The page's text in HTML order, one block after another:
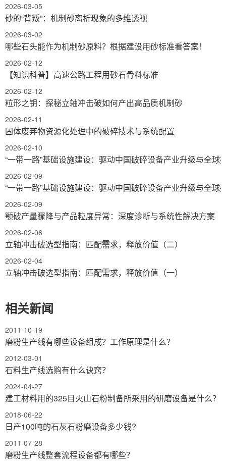
2026-03-05
砂的“背叛”：机制砂离析现象的多维透视
2026-03-02
哪些石头能作为机制砂原料？根据建设用砂标准看答案！
2026-02-12
【知识科普】高速公路工程用砂石骨料标准
2026-02-12
粒形之钥：探秘立轴冲击破如何产出高品质机制砂
2026-02-11
固体废弃物资源化处理中的破碎技术与系统配置
2026-02-10
“一带一路”基础设施建设：驱动中国破碎设备产业升级与全球
2026-02-09
“一带一路”基础设施建设：驱动中国破碎设备产业升级与全球
2026-02-09
颚破产量骤降与产品粒度异常：深度诊断与系统性解决方案
2026-02-06
立轴冲击破选型指南：匹配需求，释放价值（二）
2026-02-04
立轴冲击破选型指南：匹配需求，释放价值（一）
相关新闻
2011-10-19
磨粉生产线有哪些设备组成？工作原理是什么？
2012-03-01
石料生产线选购有什么诀窍？
2024-04-27
建工材料用的325目火山石粉制备所采用的研磨设备是什么？
2018-06-22
日产100吨的石灰石粉磨设备多少钱?
2011-07-28
磨粉生产线整套流程设备都有哪些？